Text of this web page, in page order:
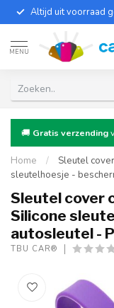
Altijd uit voorraad
MENU
🚚 Gratis verzending
Home /
Sleutel
sleutelhoesje -
Sleutel cover
Silicone
autosleutel -
TBU CAR®